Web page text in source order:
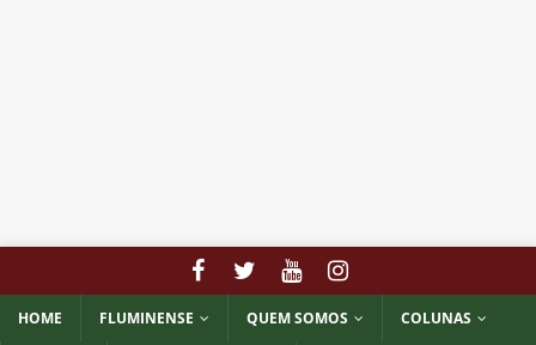
HOME FLUMINENSE QUEM SOMOS COLUNAS